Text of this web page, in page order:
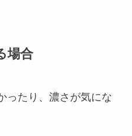
場合
ったり、濃さが気にな